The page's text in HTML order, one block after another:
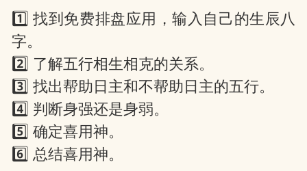
网
1️⃣ 找到免费排盘应用，输入自己的生辰八
字。
2️⃣ 了解五行相生相克的关系。
3️⃣ 找出帮助日主和不帮助日主的五行。
4️⃣ 判断身强还是身弱。
5️⃣ 确定喜用神。
6️⃣ 总结喜用神。